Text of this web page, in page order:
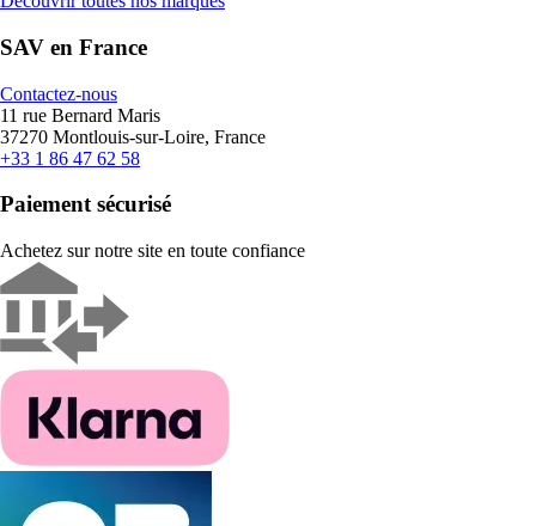
SAV en France
Contactez-nous
11 rue Bernard Maris
37270 Montlouis-sur-Loire, France
+33 1 86 47 62 58
Paiement sécurisé
Achetez sur notre site en toute confiance